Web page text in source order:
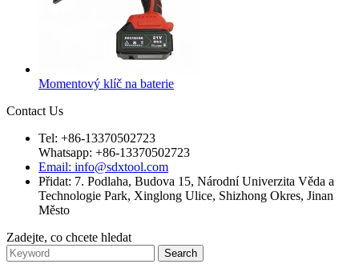
Momentový klíč na baterie
Contact Us
Tel: +86-13370502723
Whatsapp: +86-13370502723
Email: info@sdxtool.com
Přidat: 7. Podlaha, Budova 15, Národní Univerzita Věda a
Technologie Park, Xinglong Ulice, Shizhong Okres, Jinan
Město
Zadejte, co chcete hledat